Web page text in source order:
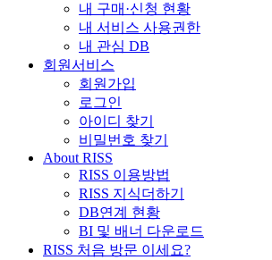
내 구매·신청 현황
내 서비스 사용권한
내 관심 DB
회원서비스
회원가입
로그인
아이디 찾기
비밀번호 찾기
About RISS
RISS 이용방법
RISS 지식더하기
DB연계 현황
BI 및 배너 다운로드
RISS 처음 방문 이세요?